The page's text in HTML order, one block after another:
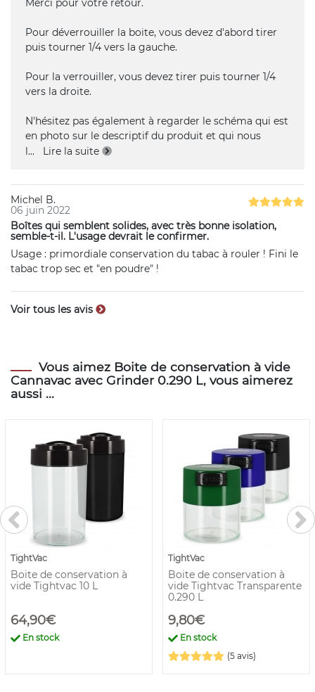
Merci pour votre retour.
Pour déverrouiller la boite, vous devez d'abord tirer
puis tourner 1/4 vers la gauche.
Pour la verrouiller, vous devez tirer puis tourner 1/4
vers la droite.
N'hésitez pas également à regarder le schéma qui est
en photo sur le descriptif du produit et qui nous
l... Lire la suite
Michel B.
06 juin 2022
Boîtes qui semblent solides, avec très bonne isolation,
semble-t-il. L'usage devrait le confirmer.
Usage : primordiale conservation du tabac à rouler ! Fini le
tabac trop sec et "en poudre" !
Voir tous les avis
Vous aimez Boite de conservation à vide
Cannavac avec Grinder 0.290 L, vous aimerez
aussi ...
TightVac
Boite de conservation à
vide Tightvac 10 L
64,90€
En stock
TightVac
Boite de conservation à
vide Tightvac Transparente
0.290 L
9,80€
En stock
(5 avis)